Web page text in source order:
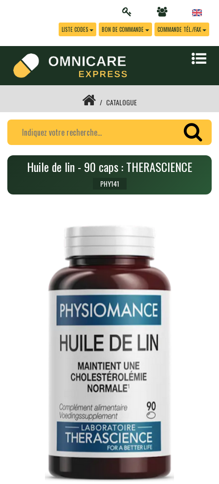
LISTE CODES BON DE COMMANDE COMMANDE TÉL./FAX
CATALOGUE
Huile de lin - 90 caps : THERASCIENCE
PHY141